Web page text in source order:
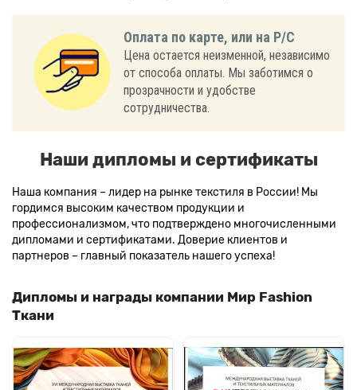
Оплата по карте, или на Р/С
Цена остается неизменной, независимо
от способа оплаты. Мы заботимся о
прозрачности и удобстве
сотрудничества.
Наши дипломы и сертификаты
Наша компания – лидер на рынке текстиля в России! Мы
гордимся высоким качеством продукции и
профессионализмом, что подтверждено многочисленными
дипломами и сертификатами. Доверие клиентов и
партнеров – главный показатель нашего успеха!
Дипломы и награды компании Мир Fashion
Ткани